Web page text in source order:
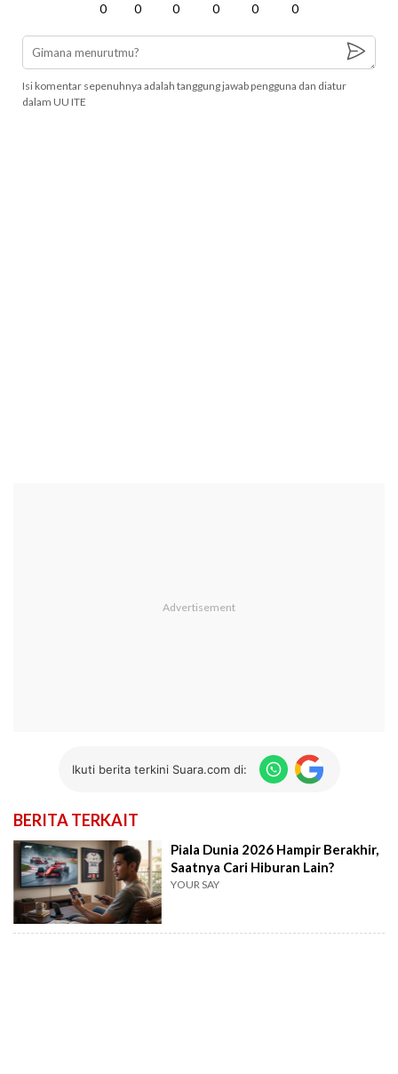
0 0 0 0 0 0
Isi komentar sepenuhnya adalah tanggung jawab pengguna dan diatur
dalam UU ITE
Ikuti berita terkini Suara.com di:
BERITA TERKAIT
Piala Dunia 2026 Hampir Berakhir,
Saatnya Cari Hiburan Lain?
YOUR SAY